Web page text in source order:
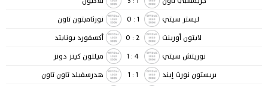
ليستر سيتي
1
:
0
نورثامبتون تاون
لايتون أورينت
2
:
0
أكسفورد يونايتد
نوريتش سيتي
4
:
1
ميلتون كينز دونز
بريستون نورث إيند
1
:
1
هدرسفيلد تاون تاون